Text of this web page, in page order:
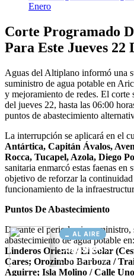
AL AIRE
Cargando...
Conectando...